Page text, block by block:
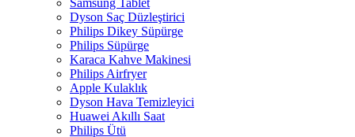
Dyson Saç Düzleştirici
Philips Dikey Süpürge
Philips Süpürge
Karaca Kahve Makinesi
Philips Airfryer
Apple Kulaklık
Dyson Hava Temizleyici
Huawei Akıllı Saat
Philips Ütü